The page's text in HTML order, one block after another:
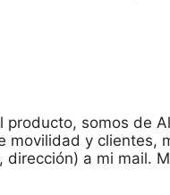
producto, somos de
movilidad y clientes,
a mi mail.